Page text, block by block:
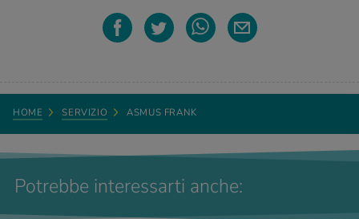
HOME SERVIZIO ASMUS FRANK
Potrebbe interessarti anche: